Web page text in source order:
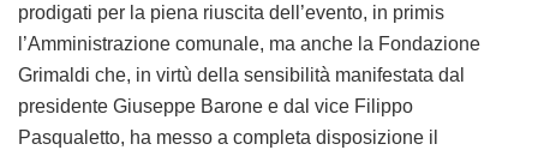
prodigati per la piena riuscita dell’evento, in primis
l’Amministrazione comunale, ma anche la Fondazione
Grimaldi che, in virtù della sensibilità manifestata dal
presidente Giuseppe Barone e dal vice Filippo
Pasqualetto, ha messo a completa disposizione il